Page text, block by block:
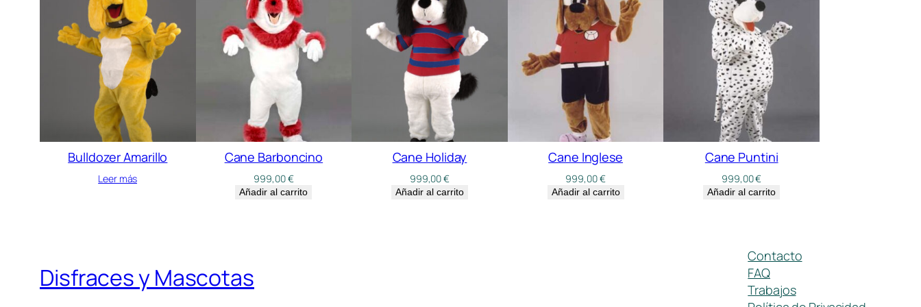
Bulldozer Amarillo
Leer más
Cane Barboncino
999,00€
Añadir al carrito
Cane Holiday
999,00€
Añadir al carrito
Cane Inglese
999,00€
Añadir al carrito
Cane Puntini
999,00€
Añadir al carrito
Disfraces y Mascotas
Contacto
FAQ
Trabajos